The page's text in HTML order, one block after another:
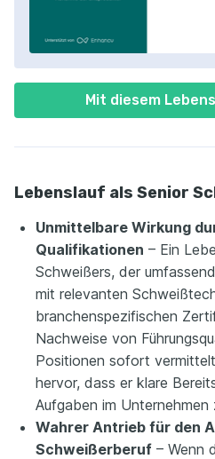
Mit diesem
Lebenslauf als Senior
Unmittelbare Wirkung
Qualifikationen – Ein
Schweißers, der
mit relevanten
branchenspezifischen
Nachweise von
Positionen sofort
hervor, dass er klare
Aufgaben im Unternehmen
Wahrer Antrieb für den
Schweißerberuf – Wenn